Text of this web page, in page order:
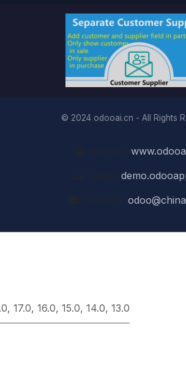
© 2024 odooai.cn - All Rights
, 17.0, 16.0, 15.0, 14.0, 13.0